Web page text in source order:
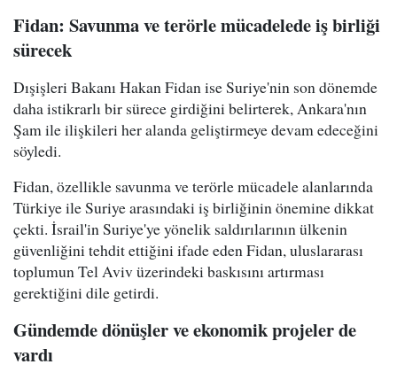
Fidan: Savunma ve terörle mücadelede iş birliği
sürecek
Dışişleri Bakanı Hakan Fidan ise Suriye'nin son dönemde
daha istikrarlı bir sürece girdiğini belirterek, Ankara'nın
Şam ile ilişkileri her alanda geliştirmeye devam edeceğini
söyledi.
Fidan, özellikle savunma ve terörle mücadele alanlarında
Türkiye ile Suriye arasındaki iş birliğinin önemine dikkat
çekti. İsrail'in Suriye'ye yönelik saldırılarının ülkenin
güvenliğini tehdit ettiğini ifade eden Fidan, uluslararası
toplumun Tel Aviv üzerindeki baskısını artırması
gerektiğini dile getirdi.
Gündemde dönüşler ve ekonomik projeler de
vardı